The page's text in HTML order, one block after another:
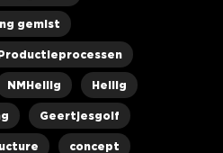
gemist
NMHeilig Heilig
Geertjesgolf
concept